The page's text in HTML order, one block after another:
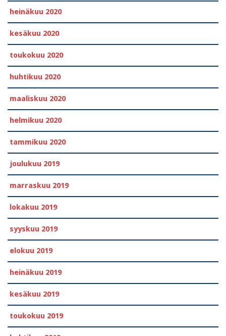
heinäkuu 2020
kesäkuu 2020
toukokuu 2020
huhtikuu 2020
maaliskuu 2020
helmikuu 2020
tammikuu 2020
joulukuu 2019
marraskuu 2019
lokakuu 2019
syyskuu 2019
elokuu 2019
heinäkuu 2019
kesäkuu 2019
toukokuu 2019